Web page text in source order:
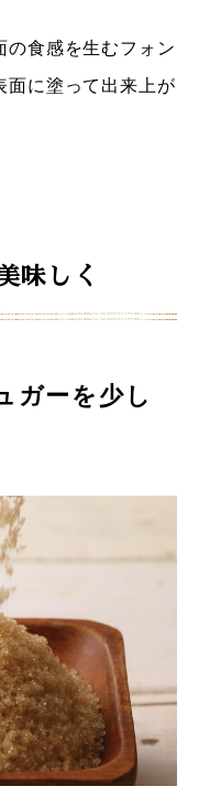
の食感を生むフォン
面に塗って出来上が
味しく
ガーを少し